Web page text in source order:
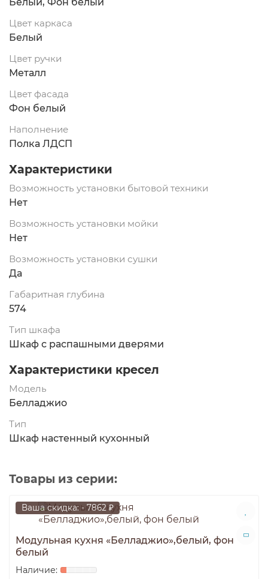
Белый, Фон белый
Цвет каркаса
Белый
Цвет ручки
Металл
Цвет фасада
Фон белый
Наполнение
Полка ЛДСП
Характеристики
Возможность установки бытовой техники
Нет
Возможность установки мойки
Нет
Возможность установки сушки
Да
Габаритная глубина
574
Тип шкафа
Шкаф с распашными дверями
Характеристики кресел
Модель
Белладжио
Тип
Шкаф настенный кухонный
Товары из серии:
Ваша скидка: - 7862 ₽
Модульная кухня «Белладжио»,белый, фон
белый